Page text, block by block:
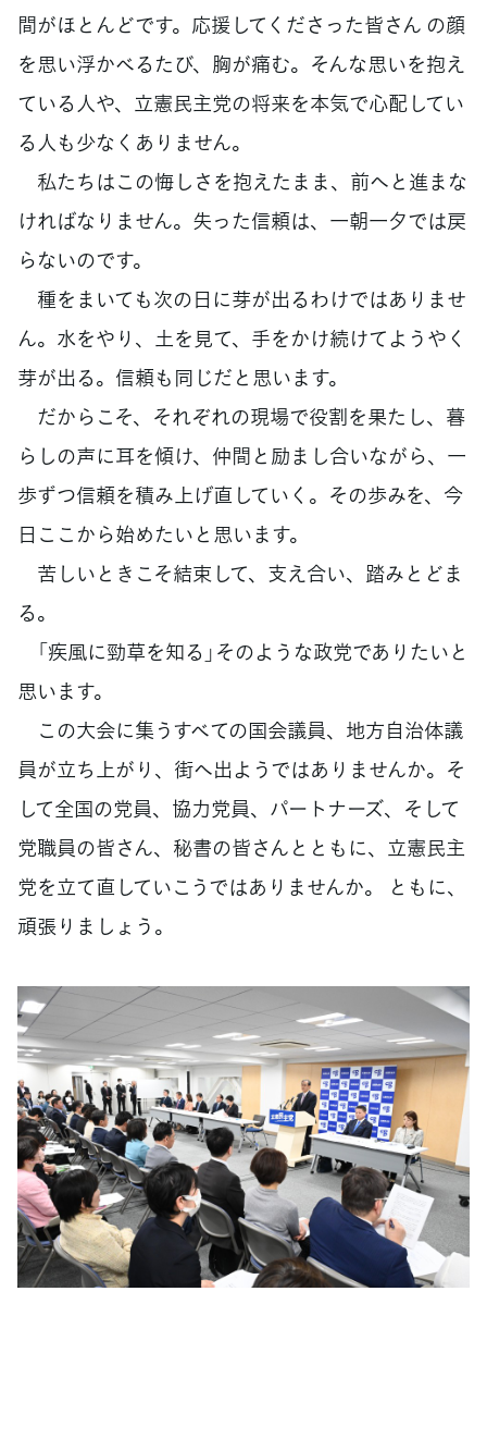
間がほとんどです。応援してくださった皆さん の顔
を思い浮かべるたび、胸が痛む。そんな思いを抱え
ている人や、立憲民主党の将来を本気で心配してい
る人も少なくありません。
私たちはこの悔しさを抱えたまま、前へと進まな
ければなりません。失った信頼は、一朝一夕では戻
らないのです。
種をまいても次の日に芽が出るわけではありませ
ん。水をやり、土を見て、手をかけ続けてようやく
芽が出る。信頼も同じだと思います。
だからこそ、それぞれの現場で役割を果たし、暮
らしの声に耳を傾け、仲間と励まし合いながら、一
歩ずつ信頼を積み上げ直していく。その歩みを、今
日ここから始めたいと思います。
苦しいときこそ結束して、支え合い、踏みとどま
る。
「疾風に勁草を知る」そのような政党でありたいと
思います。
この大会に集うすべての国会議員、地方自治体議
員が立ち上がり、街へ出ようではありませんか。そ
して全国の党員、協力党員、パートナーズ、そして
党職員の皆さん、秘書の皆さんとともに、立憲民主
党を立て直していこうではありませんか。 ともに、
頑張りましょう。